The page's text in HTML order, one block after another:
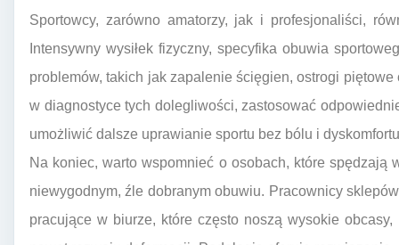
Sportowcy, zarówno amatorzy, jak i profesjonaliści,
Intensywny wysiłek fizyczny, specyfika obuwia
problemów, takich jak zapalenie ścięgien, ostrogi
w diagnostyce tych dolegliwości, zastosować
umożliwić dalsze uprawianie sportu bez bólu i
Na koniec, warto wspomnieć o osobach, które
niewygodnym, źle dobranym obuwiu. Pracownicy
pracujące w biurze, które często noszą wysokie